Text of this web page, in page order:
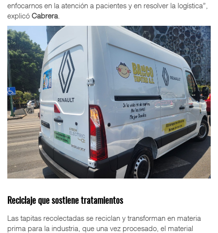
enfocarnos en la atención a pacientes y en resolver la logística”,
explicó Cabrera.
Reciclaje que sostiene tratamientos
Las tapitas recolectadas se reciclan y transforman en materia
prima para la industria, que una vez procesado, el material